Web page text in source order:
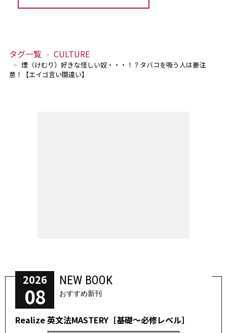
タグ一覧 CULTURE
煙（けむり）好きな怪しい奴・・・！？タバコを吸う人は要注
意！【エイゴ言い間違い】
2026
08
NEW BOOK
おすすめ新刊
Realize 英文法MASTERY［基礎～必修レベル］